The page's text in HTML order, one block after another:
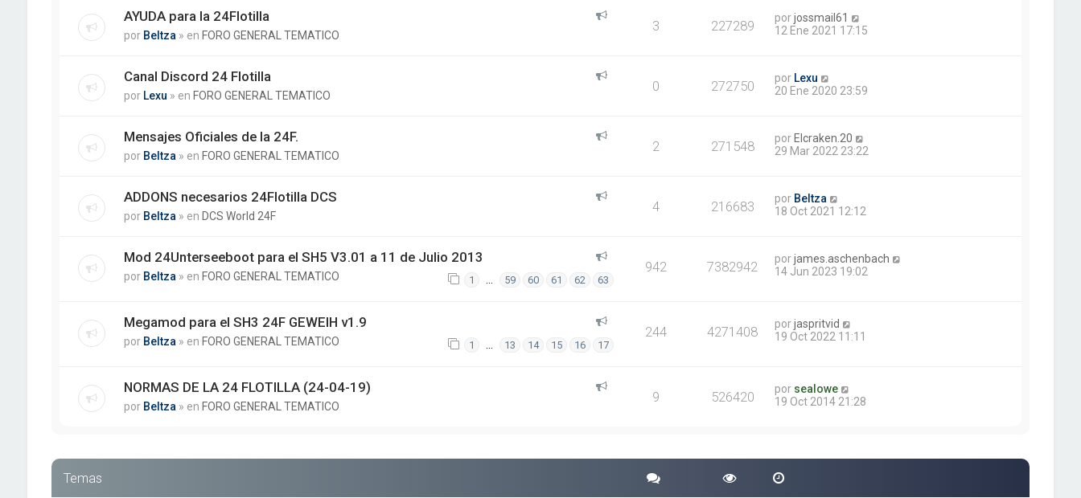
AYUDA para la 24Flotilla
por Beltza » en FORO GENERAL TEMATICO
3 227289 porjossmail61
12 Ene 2021 17:15
Canal Discord 24 Flotilla
por Lexu » en FORO GENERAL TEMATICO
0 272750 por Lexu
20 Ene 2020 23:59
Mensajes Oficiales de la 24F.
por Beltza » en FORO GENERAL TEMATICO
2 271548 por Elcraken.20
29 Mar 2022 23:22
ADDONS necesarios 24Flotilla DCS
por Beltza » en DCS World 24F
4 216683 por Beltza
18 Oct 2021 12:12
Mod 24Unterseeboot para el SH5 V3.01 a 11 de Julio 2013
por Beltza » en FORO GENERAL TEMATICO 1 … 59 60 61 62 63
942 7382942 porjames.aschenbach
14 Jun 2023 19:02
Megamod para el SH3 24F GEWEIH v1.9
por Beltza » en FORO GENERAL TEMATICO 1 … 13 14 15 16 17
244 4271408 porjaspritvid
19 Oct 2022 11:11
NORMAS DE LA 24 FLOTILLA (24-04-19)
por Beltza » en FORO GENERAL TEMATICO
9 526420 por sealowe
19 Oct 2014 21:28
Temas